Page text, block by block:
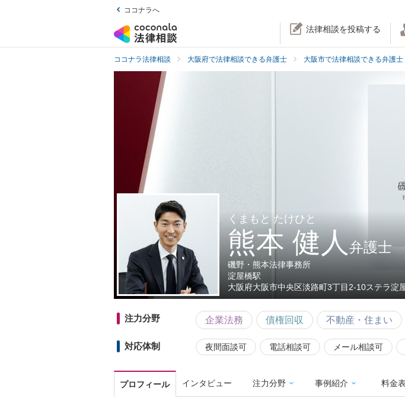
ココナラへ
法律相談を投稿する
ココナラ法律相談 大阪府で法律相談できる弁護士 大阪市で法律相談できる弁護士
くまもと たけひと
熊本 健人弁護士
磯野・熊本法律事務所
淀屋橋駅
大阪府大阪市中央区淡路町3丁目2-10ステラ淀
注力分野 企業法務 債権回収 不動産・住まい
対応体制 夜間面談可 電話相談可 メール相談可
プロフィール インタビュー 注力分野 事例紹介 料金表